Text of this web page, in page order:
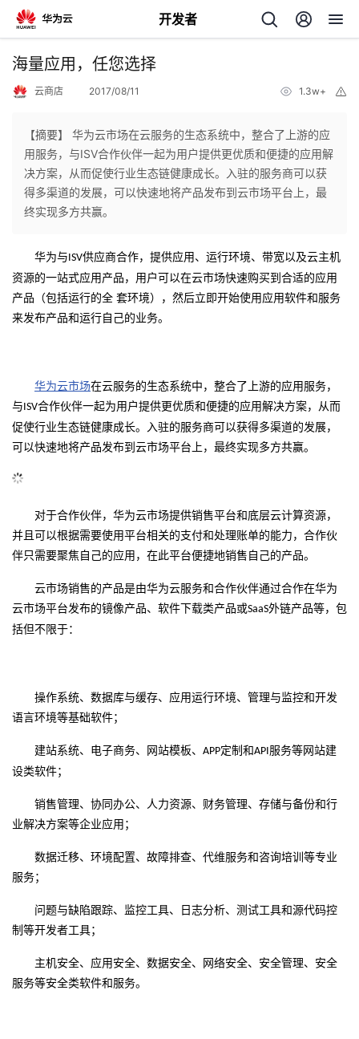
开发者
返
个
主
页
的
开
我
客
论
坛
的
圈
我
的
我
动
关
我
的
者
我
的
我
证
实
的
藏
我
Programs
支
的
术
持
我
云
建
海量应用，任您选择
云商店 2017/08/11 1.3w+
【摘要】 华为云市场在云服务的生态系统中，整合了上游的应
用服务，与ISV合作伙伴一起为用户提供更优质和便捷的应用解
决方案，从而促使行业生态链健康成长。入驻的服务商可以获
得多渠道的发展，可以快速地将产品发布到云市场平台上，最
终实现多方共赢。
华为与ISV供应商合作，提供应用、运行环境、带宽以及云主机
资源的一站式应用产品，用户可以在云市场快速购买到合适的应用
产品（包括运行的全 套环境），然后立即开始使用应用软件和服务
来发布产品和运行自己的业务。
华为云市场在云服务的生态系统中，整合了上游的应用服务，
与ISV合作伙伴一起为用户提供更优质和便捷的应用解决方案，从而
促使行业生态链健康成长。入驻的服务商可以获得多渠道的发展，
可以快速地将产品发布到云市场平台上，最终实现多方共赢。
对于合作伙伴，华为云市场提供销售平台和底层云计算资源，
并且可以根据需要使用平台相关的支付和处理账单的能力，合作伙
伴只需要聚焦自己的应用，在此平台便捷地销售自己的产品。
云市场销售的产品是由华为云服务和合作伙伴通过合作在华为
云市场平台发布的镜像产品、软件下载类产品或SaaS外链产品等，包
括但不限于：
操作系统、数据库与缓存、应用运行环境、管理与监控和开发
语言环境等基础软件；
建站系统、电子商务、网站模板、 APP定制和API服务等网站建
设类软件；
销售管理、协同办公、人力资源、财务管理、存储与备份和行
业解决方案等企业应用；
数据迁移、环境配置、故障排查、代维服务和咨询培训等专业
服务；
问题与缺陷跟踪、监控工具、日志分析、测试工具和源代码控
制等开发者工具；
主机安全、应用安全、数据安全、网络安全、安全管理、安全
服务等安全类软件和服务。